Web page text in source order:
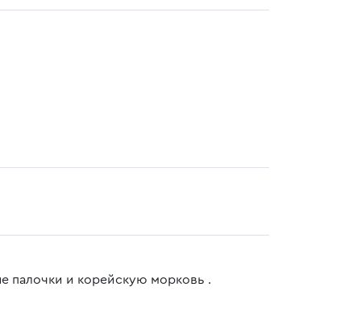
палочки и корейскую морковь .